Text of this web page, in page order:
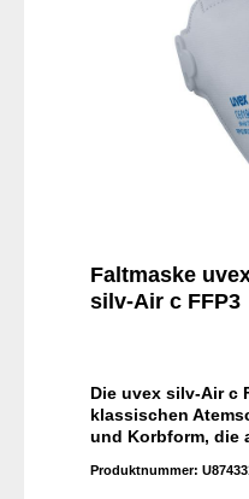
Faltmaske
silv-Air c FFP3
Die uvex silv-Air c
klassischen
und Korbform, die
Textilkopfband
Produktnummer: